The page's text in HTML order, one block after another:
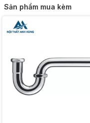
Sản phẩm mua kèm